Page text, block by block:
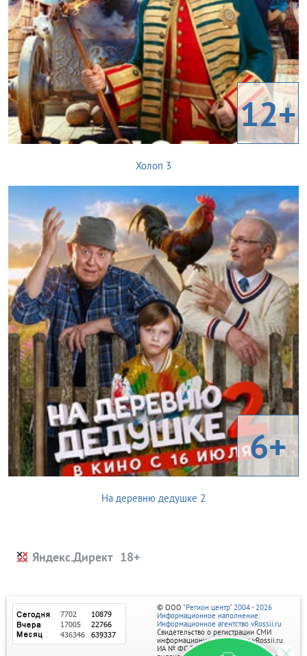
12+
Холоп 3
6+
На деревню дедушке 2
Яндекс.Директ
© ООО "Регион центр" 2004 - 2026
Информационное наполнение:
Информационное агентство vRossii.ru
Свидетельство о регистрации СМИ
информационного агентства vRossii.ru
ИА № ФС 77‑35502